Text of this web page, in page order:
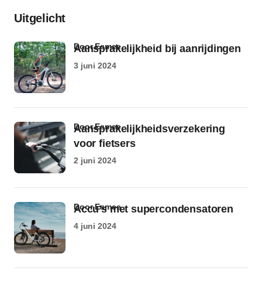
Uitgelicht
Aansprakelijkheid bij aanrijdingen
door Esmee
3 juni 2024
Aansprakelijkheidsverzekering
voor fietsers
door Esmee
2 juni 2024
Accu’s met supercondensatoren
door Esmee
4 juni 2024